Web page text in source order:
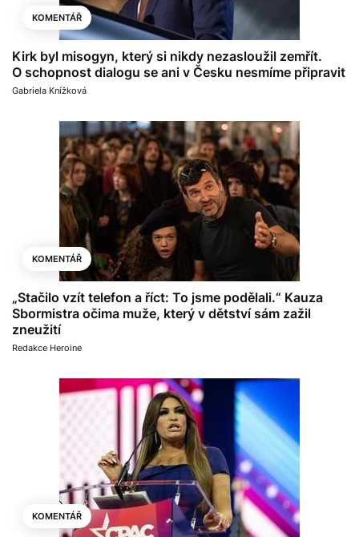
KOMENTÁŘ
Kirk byl misogyn, který si nikdy nezasloužil zemřít.
O schopnost dialogu se ani v Česku nesmíme připravit
Gabriela Knížková
KOMENTÁŘ
„Stačilo vzít telefon a říct: To jsme podělali.“ Kauza
Sbormistra očima muže, který v dětství sám zažil
zneužití
Redakce Heroine
KOMENTÁŘ